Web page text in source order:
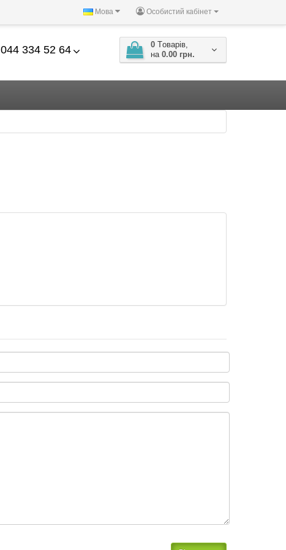
Особистий кабінет
Мова
044 334 52 64 0 Tоварів,
на 0.00 грн.